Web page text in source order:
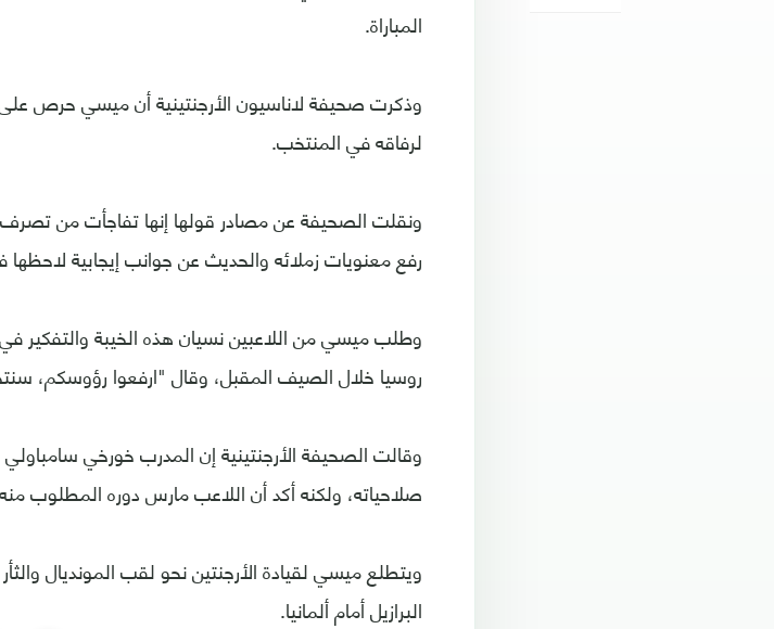
المباراة.
وذكرت صحيفة لاناسيون الأرجنتينية أن ميسي حرص
لرفاقه في المنتخب.
ونقلت الصحيفة عن مصادر قولها إنها تفاجأت من
رفع معنويات زملائه والحديث عن جوانب إيجابية لاحظها
وطلب ميسي من اللاعبين نسيان هذه الخيبة والتفكير
روسيا خلال الصيف المقبل، وقال "ارفعوا رؤوسكم،
وقالت الصحيفة الأرجنتينية إن المدرب خورخي
صلاحياته، ولكنه أكد أن اللاعب مارس دوره المطلوب
ويتطلع ميسي لقيادة الأرجنتين نحو لقب المونديال
البرازيل أمام ألمانيا.